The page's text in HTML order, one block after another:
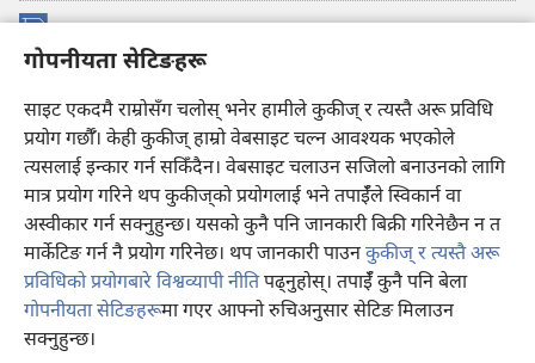
गोपनीयता सेटिङहरू
साइट एकदमै राम्रोसँग चलोस् भनेर हामीले कुकीज् र त्यस्तै अरू प्रविधि
प्रयोग गर्छौँ। केही कुकीज्‌ हाम्रो वेबसाइट चल्न आवश्यक भएकोले
त्यसलाई इन्कार गर्न सकिँदैन। वेबसाइट चलाउन सजिलो बनाउनको लागि
मात्र प्रयोग गरिने थप कुकीज्‌को प्रयोगलाई भने तपाईँले स्विकार्न वा
अस्वीकार गर्न सक्नुहुन्छ। यसको कुनै पनि जानकारी बिक्री गरिनेछैन न त
मार्केटिङ गर्न नै प्रयोग गरिनेछ। थप जानकारी पाउनकुकीज् र त्यस्तै अरू
प्रविधिको प्रयोगबारे विश्वव्यापी नीतिपढ्नुहोस्। तपाईँ कुनै पनि बेला
गोपनीयता सेटिङहरूमा गएर आफ्नो रुचिअनुसार सेटिङ मिलाउन
सक्नुहुन्छ।
अर्को
नयाँ
पृष्ठ
प्रहरीधरहरा अनलाइन लाइब्रेरी
(ब्राउजरको
अर्को
नयाँ
पृष्ठ
खुल्नेछ)
JW Hub ®
(ब्राउजरको
अर्को
ट्याबमा
नयाँ
पृष्ठ
खुल्नेछ)
JW लाइब्रेरी एप
Copyright© 2026 Watch Tower Bible and Tract Society of Pennsylvania.